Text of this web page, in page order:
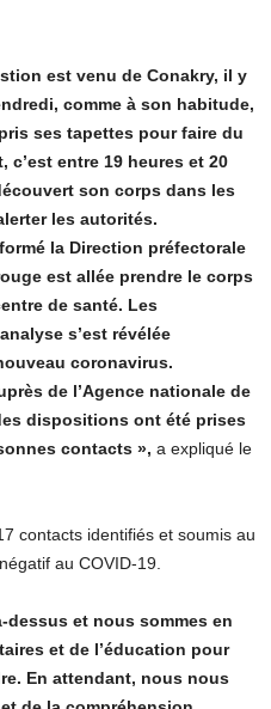
est venu de Conakry, il y
comme à son habitude,
ses tapettes pour faire du
c’est entre 19 heures et 20
son corps dans les
les autorités.
la Direction préfectorale
est allée prendre le corps
de santé. Les
s’est révélée
coronavirus.
de l’Agence nationale de
dispositions ont été prises
contacts », a expliqué le
contacts identifiés et soumis au
au COVID-19.
et nous sommes en
et de l’éducation pour
En attendant, nous nous